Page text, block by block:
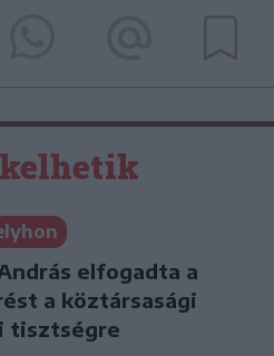
elfogadta a
a köztársasági
tisztségre